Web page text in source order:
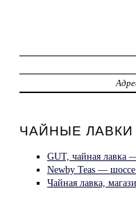
ЧАЙНЫЕ ЛАВКИ
GUT, чайная лавка
Newby Teas — шоссе
Чайная лавка,